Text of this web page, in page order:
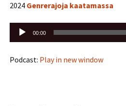
2024 Genrerajoja kaatamassa
Äänitoistin
00:00
Podcast: Play in new window